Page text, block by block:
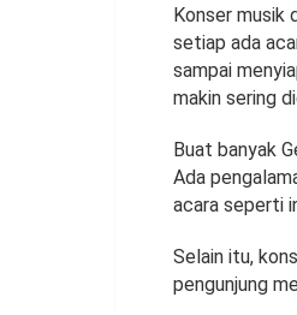
Konser musik
setiap ada
sampai
makin sering
Buat banyak
Ada
acara seperti
Selain itu,
pengunjung